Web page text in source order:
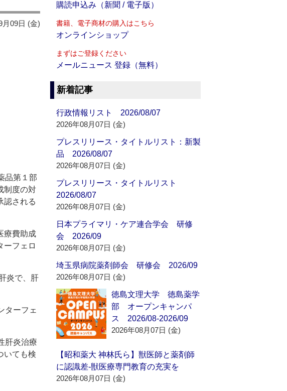
月09日 (金)
品第１部
制度の対
認される
療費助成
ーフェロ
炎で、肝
ターフェ
肝炎治療
いても検
購読申込み（新聞 / 電子版）
書籍、電子商材の購入はこちら
オンラインショップ
まずはご登録ください
メールニュース 登録（無料）
新着記事
行政情報リスト 2026/08/07
2026年08月07日 (金)
プレスリリース・タイトルリスト：新製
品 2026/08/07
2026年08月07日 (金)
プレスリリース・タイトルリスト
2026/08/07
2026年08月07日 (金)
日本プライマリ・ケア連合学会 研修
会 2026/09
2026年08月07日 (金)
埼玉県病院薬剤師会 研修会 2026/09
2026年08月07日 (金)
徳島文理大学 徳島薬学
部 オープンキャンパ
ス 2026/08-2026/09
2026年08月07日 (金)
【昭和薬大 神林氏ら】獣医師と薬剤師
に認識差‐獣医療専門教育の充実を
2026年08月07日 (金)